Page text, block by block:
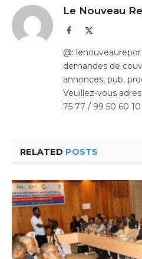
Le Nouveau
Facebook
@:
demandes de
annonces, pub,
Veuillez-vous
75 77 / 99 50 60 10
RELATED POSTS